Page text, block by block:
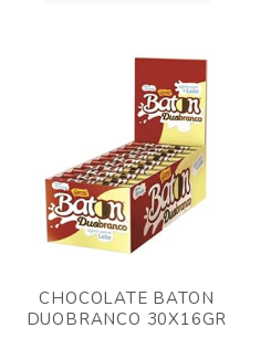
CHOCOLATE BATON
DUOBRANCO 30X16GR